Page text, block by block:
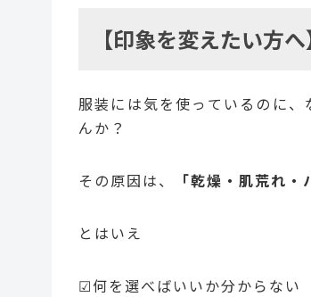
【印象を変えたい方
服装には気を使っているのに、
んか？
その原因は、 「乾燥・肌荒れ・
とはいえ
☑何を選べばいいか分からない